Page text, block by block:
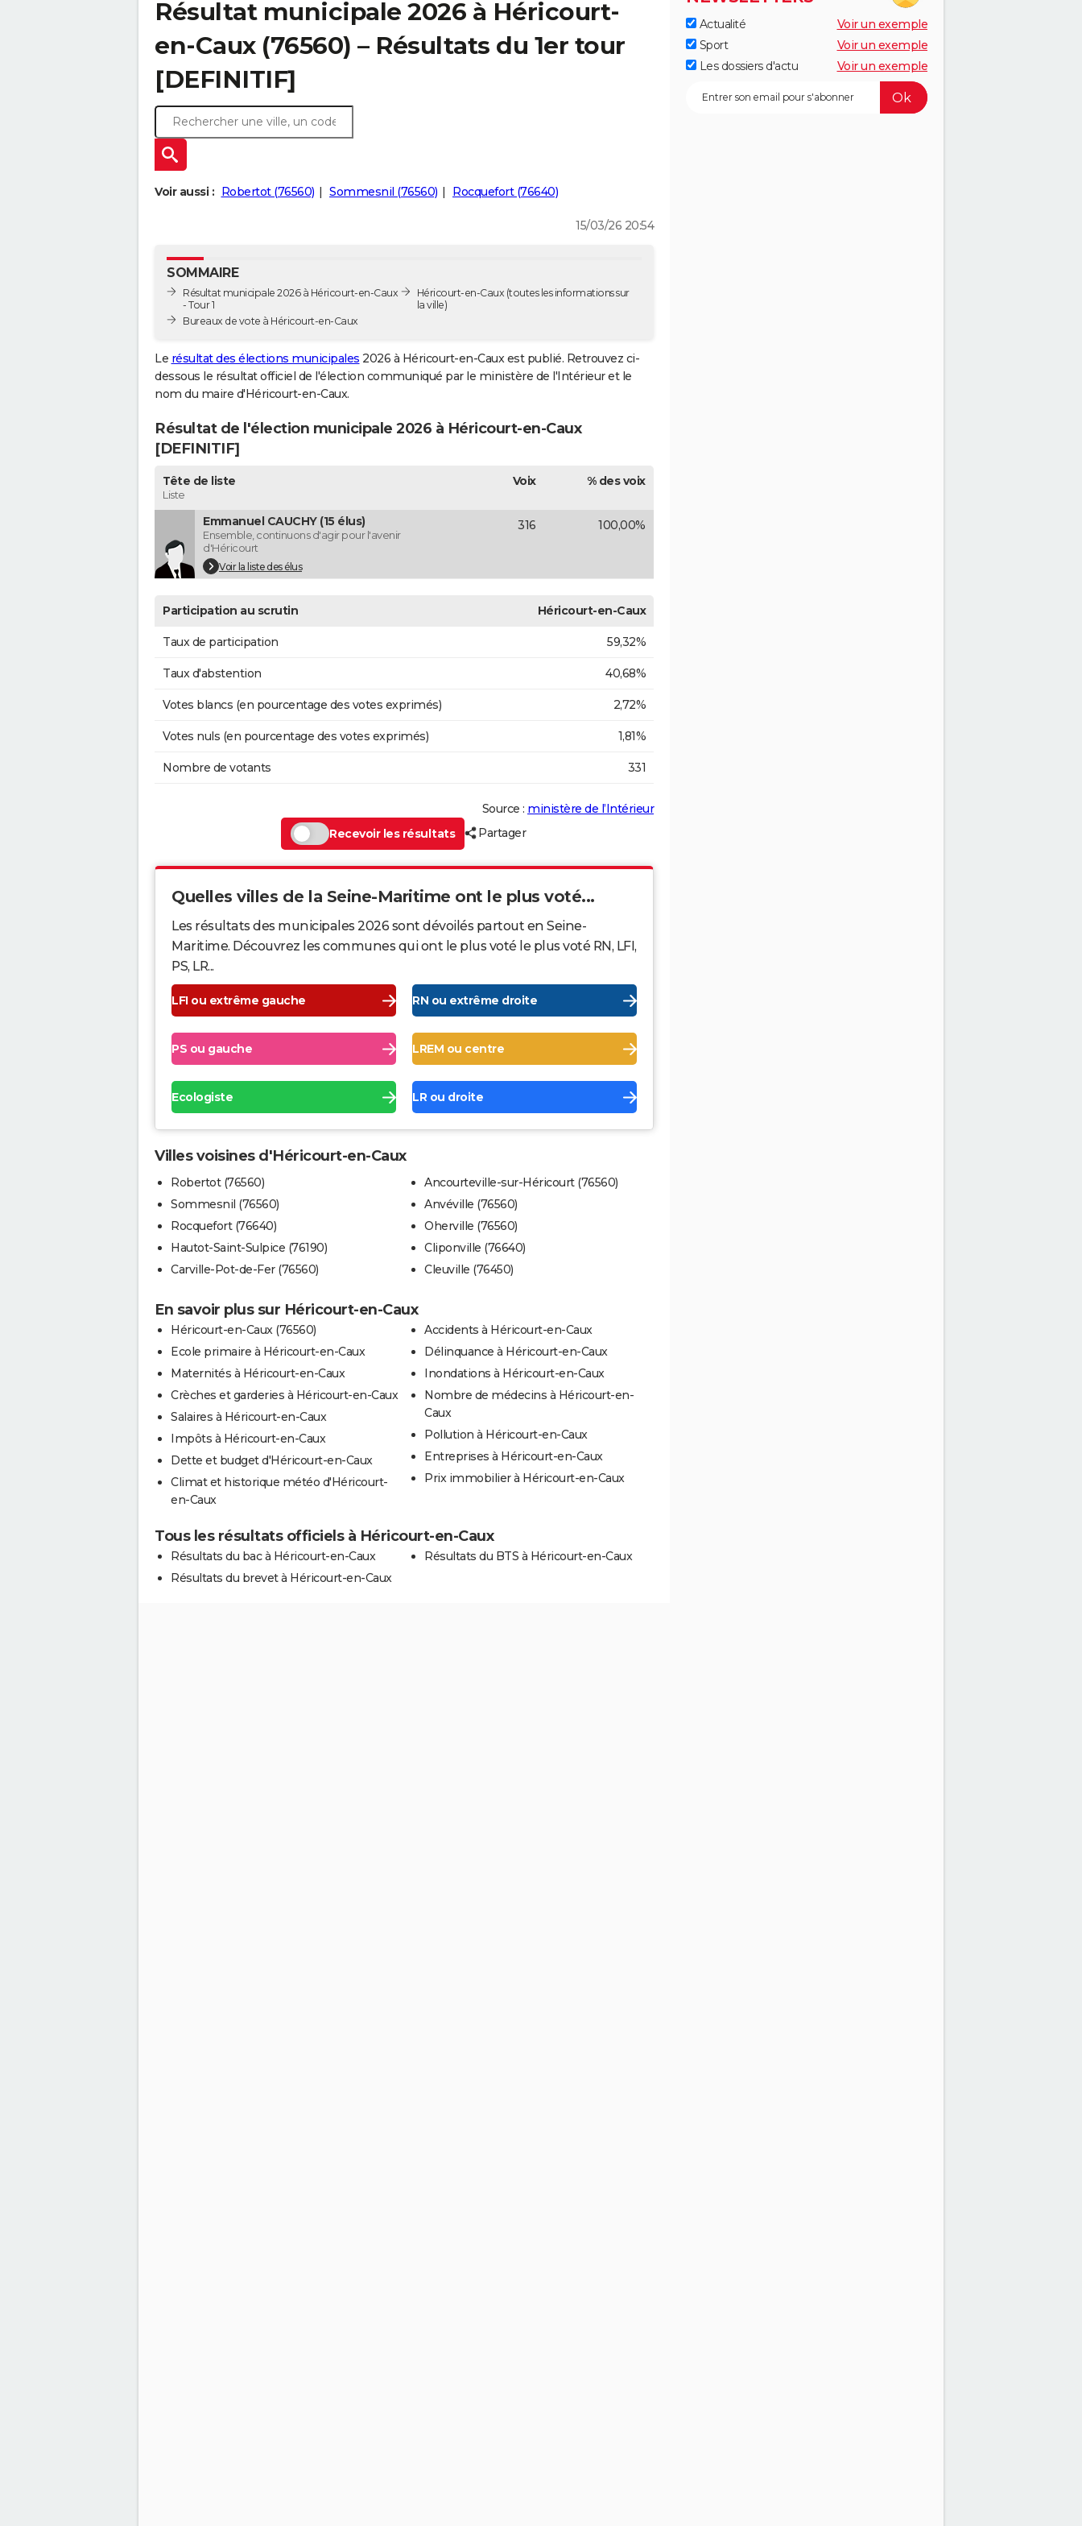
Résultat municipale 2026 à Héricourt-
en-Caux (76560) – Résultats du 1er tour
[DEFINITIF]
Voir aussi : Robertot (76560) Sommesnil (76560) Rocquefort (76640)
15/03/26 20:54
SOMMAIRE
Résultat municipale 2026 à Héricourt-en-Caux
- Tour 1
Bureaux de vote à Héricourt-en-Caux
Héricourt-en-Caux (toutes les informations sur
la ville)
Le résultat des élections municipales 2026 à Héricourt-en-Caux est publié. Retrouvez ci-
dessous le résultat officiel de l'élection communiqué par le ministère de l'Intérieur et le
nom du maire d'Héricourt-en-Caux.
Résultat de l'élection municipale 2026 à Héricourt-en-Caux
[DEFINITIF]
Tête de liste
Liste
Voix % des voix
Emmanuel CAUCHY (15 élus)
Ensemble, continuons d'agir pour l'avenir
d'Héricourt
Voir la liste des élus
316 100,00%
Participation au scrutin Héricourt-en-Caux
Taux de participation 59,32%
Taux d'abstention 40,68%
Votes blancs (en pourcentage des votes exprimés) 2,72%
Votes nuls (en pourcentage des votes exprimés) 1,81%
Nombre de votants 331
Source : ministère de l’Intérieur
Recevoir les résultats
Partager
Quelles villes de la Seine-Maritime ont le plus voté...
Les résultats des municipales 2026 sont dévoilés partout en Seine-
Maritime. Découvrez les communes qui ont le plus voté le plus voté RN, LFI,
PS, LR...
LFI ou extrême gauche RN ou extrême droite
PS ou gauche LREM ou centre
Ecologiste LR ou droite
Villes voisines d'Héricourt-en-Caux
Robertot (76560)
Sommesnil (76560)
Rocquefort (76640)
Hautot-Saint-Sulpice (76190)
Carville-Pot-de-Fer (76560)
Ancourteville-sur-Héricourt (76560)
Anvéville (76560)
Oherville (76560)
Cliponville (76640)
Cleuville (76450)
En savoir plus sur Héricourt-en-Caux
Héricourt-en-Caux (76560)
Ecole primaire à Héricourt-en-Caux
Maternités à Héricourt-en-Caux
Crèches et garderies à Héricourt-en-Caux
Salaires à Héricourt-en-Caux
Impôts à Héricourt-en-Caux
Dette et budget d'Héricourt-en-Caux
Climat et historique météo d'Héricourt-
en-Caux
Accidents à Héricourt-en-Caux
Délinquance à Héricourt-en-Caux
Inondations à Héricourt-en-Caux
Nombre de médecins à Héricourt-en-
Caux
Pollution à Héricourt-en-Caux
Entreprises à Héricourt-en-Caux
Prix immobilier à Héricourt-en-Caux
Tous les résultats officiels à Héricourt-en-Caux
Résultats du bac à Héricourt-en-Caux
Résultats du brevet à Héricourt-en-Caux
Résultats du BTS à Héricourt-en-Caux
Actualité
Voir un exemple
Sport
Voir un exemple
Les dossiers d'actu
Voir un exemple